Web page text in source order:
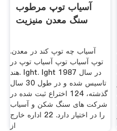
آسیاب توپ مرطوب
سنگ معدن منیزیت
آسیاب چه توپ کند در معدن.
توپ آسیاب توپ آسیاب توپ در
هند. lght. lght در سال 1987
تاسیس شده و در طول 30 سال
گذشته، 124 اختراع ثبت شده در
شركت های سنگ شكن و آسیاب
را در اختیار دارد. 22 اداره خارج
از